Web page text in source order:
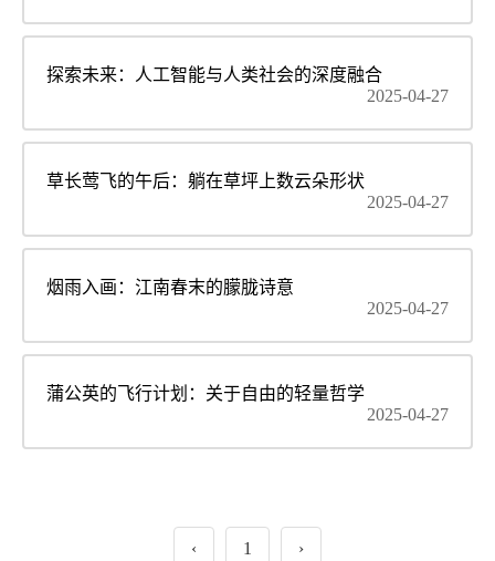
探索未来：人工智能与人类社会的深度融合
2025-04-27
草长莺飞的午后：躺在草坪上数云朵形状
2025-04-27
烟雨入画：江南春末的朦胧诗意
2025-04-27
蒲公英的飞行计划：关于自由的轻量哲学
2025-04-27
‹ 1 ›